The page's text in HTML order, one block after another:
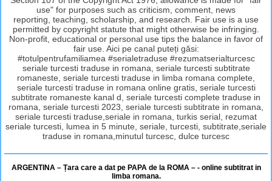
use" for purposes such as criticism, comment, news
reporting, teaching, scholarship, and research. Fair use is a use
permitted by copyright statute that might otherwise be infringing.
Non-profit, educational or personal use tips the balance in favor of
fair use. Aici pe canal puteți găsi:
#totulpentrufamiliamea #serialetraduse #rezumatserialturcesc
seriale turcesti traduse in romana, seriale turcesti subtitrate
romaneste, seriale turcesti traduse in limba romana complete,
seriale turcesti traduse in romana online gratis, seriale turcesti
subtitrate romaneste kanal d, seriale turcesti complete traduse in
romana, seriale turcesti 2023, seriale turcesti subtitrate in romana,
seriale turcesti traduse,seriale in romana, turkis serial, rezumat
seriale turcesti, lumea in 5 minute, seriale, turcesti, subtitrate,seriale
traduse in romana,minutul turcesc, dulce turcesc
ARGENTINA – Țara care a dat pe PAPA de la ROMA – - online subtitrat in
limba romana.